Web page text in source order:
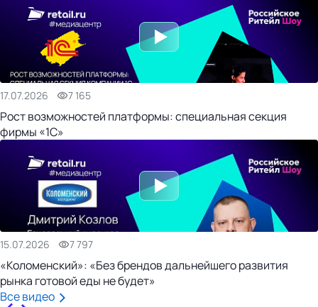
17.07.2026 7 165
Рост возможностей платформы: специальная секция
фирмы «1С»
15.07.2026 7 797
«Коломенский»: «Без брендов дальнейшего развития
рынка готовой еды не будет»
Все видео